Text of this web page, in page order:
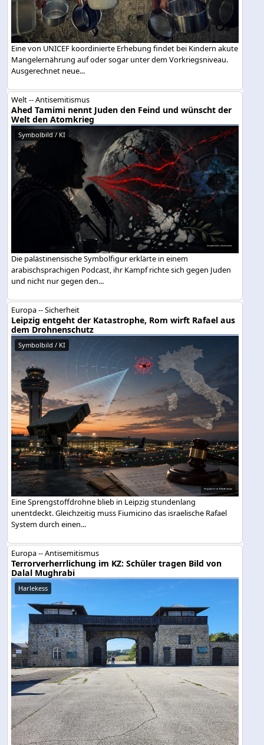
Eine von UNICEF koordinierte Erhebung findet bei Kindern akute
Mangelernährung auf oder sogar unter dem Vorkriegsniveau.
Ausgerechnet neue...
Welt -- Antisemitismus
Ahed Tamimi nennt Juden den Feind und wünscht der
Welt den Atomkrieg
Symbolbild / KI
Die palästinensische Symbolfigur erklärte in einem
arabischsprachigen Podcast, ihr Kampf richte sich gegen Juden
und nicht nur gegen den...
Europa -- Sicherheit
Leipzig entgeht der Katastrophe, Rom wirft Rafael aus
dem Drohnenschutz
Symbolbild / KI
Eine Sprengstoffdrohne blieb in Leipzig stundenlang
unentdeckt. Gleichzeitig muss Fiumicino das israelische Rafael
System durch einen...
Europa -- Antisemitismus
Terrorverherrlichung im KZ: Schüler tragen Bild von
Dalal Mughrabi
Harlekess